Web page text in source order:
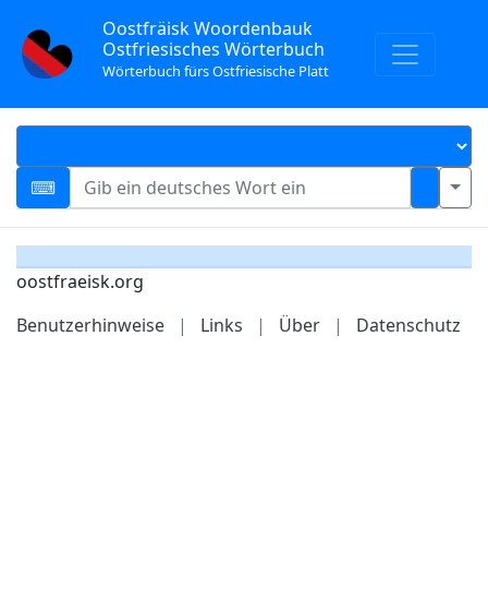
Oostfräisk Woordenbauk
Ostfriesisches Wörterbuch
Wörterbuch fürs Ostfriesische Platt
oostfraeisk.org
Benutzerhinweise
| Links | Über | Datenschutz